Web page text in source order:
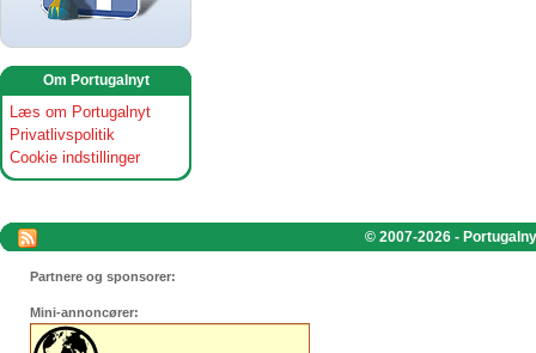
Om Portugalnyt
Læs om Portugalnyt
Privatlivspolitik
Cookie indstillinger
© 2007-2026 -
Partnere og sponsorer:
Mini-annoncører: